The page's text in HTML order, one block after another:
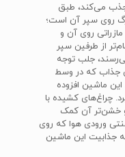
جذب می‌کند، طبق
روی سپر آن است؛
روی آن و
از طرفین سپر
جلب توجه
جذاب که در وسط
این ماشین افزوده
چراغ‌های کشیده با
خشن‌تر آن کمک
ورودی هوا که روی
جذابیت این ماشین